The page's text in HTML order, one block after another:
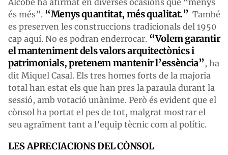
és més”. “Menys quantitat, més qualitat.” També
es preserven les construccions tradicionals del 1950
cap aquí. No es podran enderrocar. “Volem garantir
el manteniment dels valors arquitectònics i
patrimonials, pretenem mantenir l’essència”, ha
dit Miquel Casal. Els tres homes forts de la majoria
total han estat els que han pres la paraula durant la
sessió, amb votació unànime. Però és evident que el
cònsol ha portat el pes de tot, malgrat mostrar el
seu agraïment tant a l’equip tècnic com al polític.
LES APRECIACIONS DEL CÒNSOL